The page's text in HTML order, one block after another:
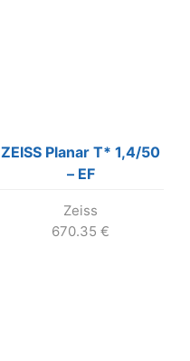
ZEISS Planar T* 1,4/50
– EF
Zeiss
670.35 €